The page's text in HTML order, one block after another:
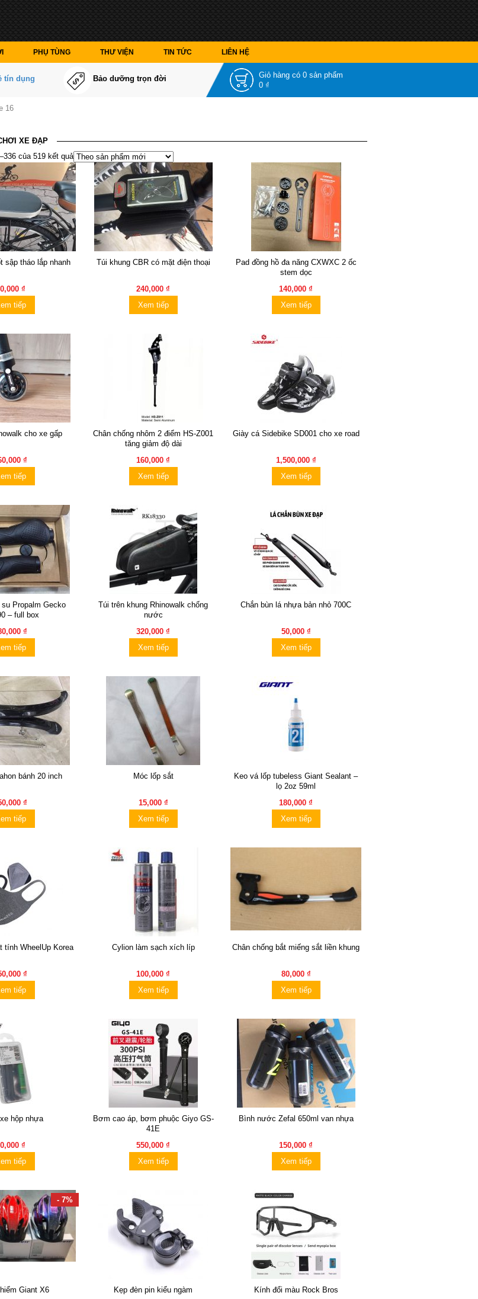
PHỤ TÙNG THƯ VIỆN TIN TỨC LIÊN HỆ
tín dụng Bảo dưỡng trọn đời Giỏ hàng có 0 sản phẩm
0 ₫
16
XE ĐẠP
của 519 kết quả
sập tháo lắp nhanh
₫
tiếp
Túi khung CBR có mặt điện thoại
240,000 ₫
Xem tiếp
Pad đồng hồ đa năng CXWXC 2 ốc
stem dọc
140,000 ₫
Xem tiếp
cho xe gấp
₫
tiếp
Chân chống nhôm 2 điểm HS-Z001
tăng giảm độ dài
160,000 ₫
Xem tiếp
Giày cá Sidebike SD001 cho xe road
1,500,000 ₫
Xem tiếp
Propalm Gecko
– full box
₫
tiếp
Túi trên khung Rhinowalk chống
nước
320,000 ₫
Xem tiếp
Chắn bùn lá nhựa bản nhỏ 700C
50,000 ₫
Xem tiếp
bánh 20 inch
₫
tiếp
Móc lốp sắt
15,000 ₫
Xem tiếp
Keo vá lốp tubeless Giant Sealant –
lọ 2oz 59ml
180,000 ₫
Xem tiếp
tính WheelUp Korea
₫
tiếp
Cylion làm sạch xích líp
100,000 ₫
Xem tiếp
Chân chống bắt miếng sắt liền khung
80,000 ₫
Xem tiếp
hộp nhựa
₫
tiếp
Bơm cao áp, bơm phuộc Giyo GS-
41E
550,000 ₫
Xem tiếp
Bình nước Zefal 650ml van nhựa
150,000 ₫
Xem tiếp
- 7%
Giant X6 Kẹp đèn pin kiểu ngàm Kính đổi màu Rock Bros